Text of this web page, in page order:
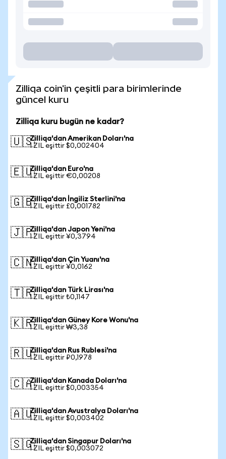
Zilliqa coin'in çeşitli para birimlerinde
güncel kuru
Zilliqa kuru bugün ne kadar?
🇺🇸Zilliqa'dan Amerikan Doları'na
1 ZIL eşittir $0,002404
🇪🇺Zilliqa'dan Euro'na
1 ZIL eşittir €0,00208
🇬🇧Zilliqa'dan İngiliz Sterlini'na
1 ZIL eşittir £0,001782
🇯🇵Zilliqa'dan Japon Yeni'na
1 ZIL eşittir ¥0,3794
🇨🇳Zilliqa'dan Çin Yuanı'na
1 ZIL eşittir ¥0,0162
🇹🇷Zilliqa'dan Türk Lirası'na
1 ZIL eşittir ₺0,1147
🇰🇷Zilliqa'dan Güney Kore Wonu'na
1 ZIL eşittir ₩3,38
🇷🇺Zilliqa'dan Rus Rublesi'na
1 ZIL eşittir ₽0,1978
🇨🇦Zilliqa'dan Kanada Doları'na
1 ZIL eşittir $0,003354
🇦🇺Zilliqa'dan Avustralya Doları'na
1 ZIL eşittir $0,003402
🇸🇬Zilliqa'dan Singapur Doları'na
1 ZIL eşittir $0,003072